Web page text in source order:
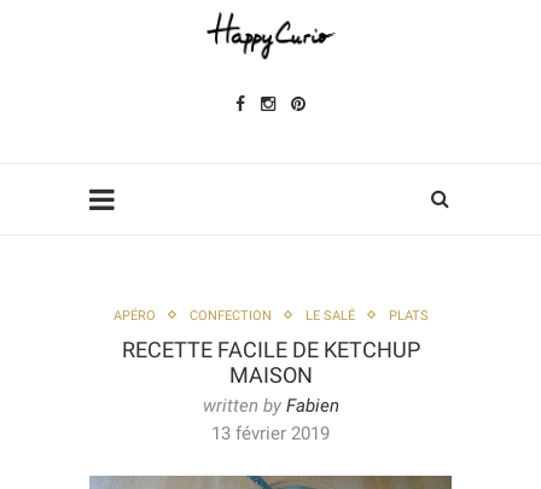
APÉRO CONFECTION LE SALÉ PLATS
RECETTE FACILE DE KETCHUP
MAISON
written by Fabien
13 février 2019